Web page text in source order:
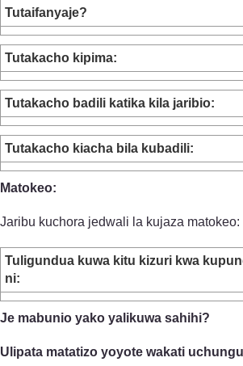
Tutaifanyaje?
Tutakacho kipima:
Tutakacho badili katika kila jaribio:
Tutakacho kiacha bila kubadili:
Matokeo:
Jaribu kuchora jedwali la kujaza matokeo:
Tuligundua kuwa kitu kizuri kwa
ni:
Je mabunio yako yalikuwa sahihi?
Ulipata matatizo yoyote wakati